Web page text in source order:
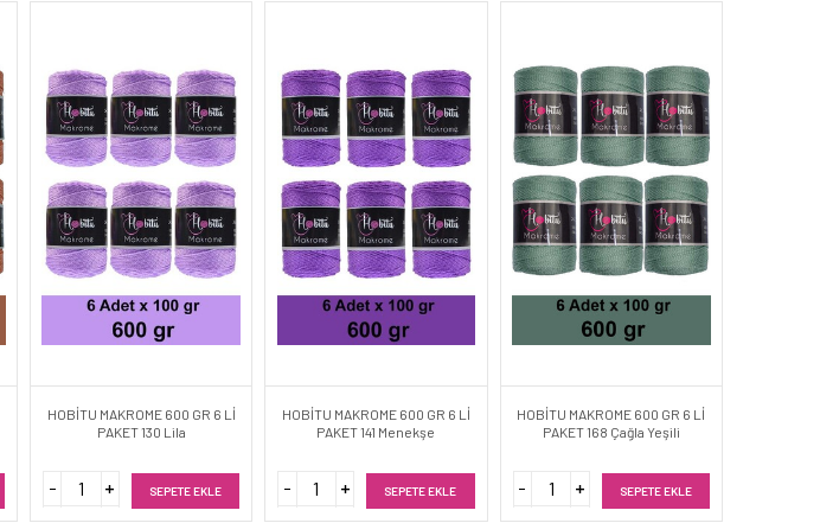
HOBİTU MAKROME 600 GR 6 Lİ
PAKET 130 Lila
SEPETE EKLE
HOBİTU MAKROME 600 GR 6 Lİ
PAKET 141 Menekşe
SEPETE EKLE
HOBİTU MAKROME 600 GR 6 Lİ
PAKET 168 Çağla Yeşili
SEPETE EKLE